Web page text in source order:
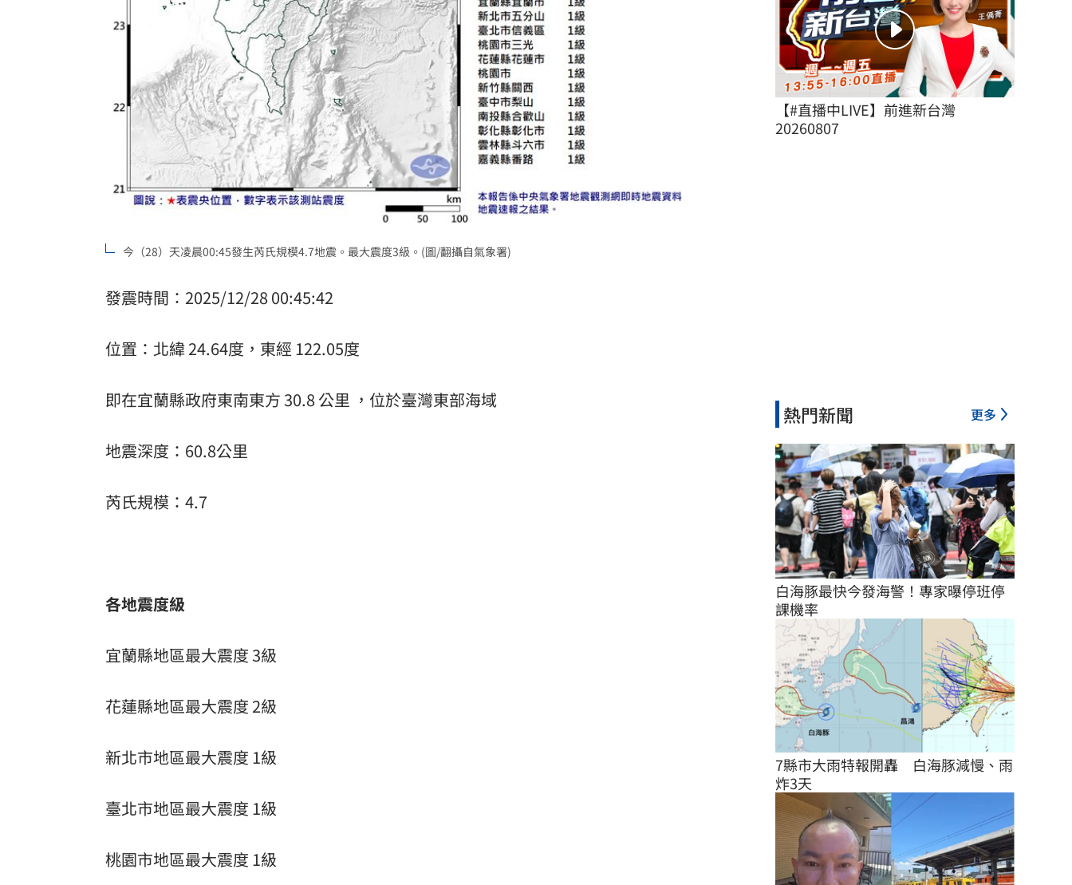
LIVE三立+24小時直播 15:27
三立iNEWS新聞台線上直播 18:00
台彩父親節推新刮刮樂千萬頭獎超「爸」氣
商場戰國來臨 台中「頂奢大道」逐漸成形
「拍片人的多重宇宙」職涯論壇9/12登場！ 10:30
8國球員齊聚高雄 Formosa 7s掀足球熱潮 10:00
今（28）天凌晨00:45發生芮氏規模4.7地震。最大震度3級。(圖/翻攝自氣象署)
發震時間：2025/12/28 00:45:42
位置：北緯 24.64度，東經 122.05度
即在宜蘭縣政府東南東方 30.8 公里 ，位於臺灣東部海域
地震深度：60.8公里
芮氏規模：4.7
各地震度級
宜蘭縣地區最大震度 3級
花蓮縣地區最大震度 2級
新北市地區最大震度 1級
臺北市地區最大震度 1級
桃園市地區最大震度 1級
【#直播中LIVE】前進新台灣
20260807
熱門新聞 更多
白海豚最快今發海警！專家曝停班停
課機率
7縣市大雨特報開轟　白海豚減慢、雨
炸3天